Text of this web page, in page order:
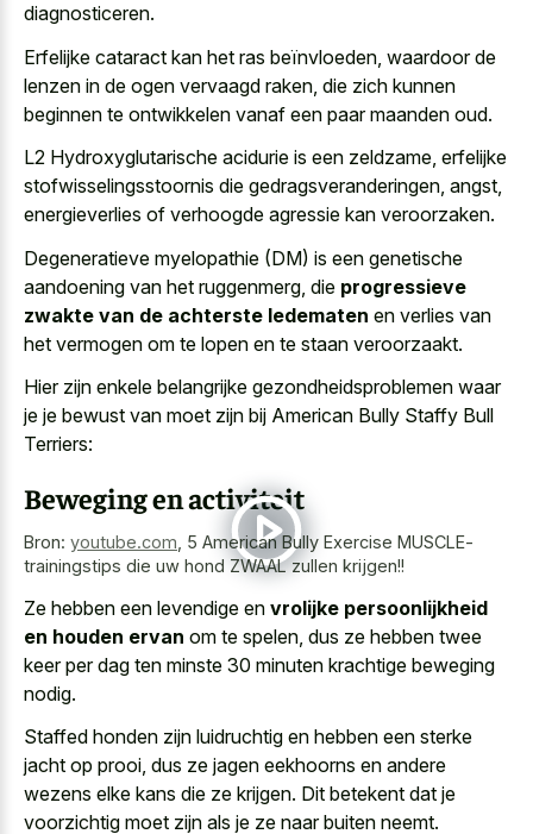
diagnosticeren.
Erfelijke cataract kan het ras beïnvloeden, waardoor de
lenzen in de ogen vervaagd raken, die zich kunnen
beginnen te ontwikkelen vanaf een paar maanden oud.
L2 Hydroxyglutarische acidurie is een zeldzame, erfelijke
stofwisselingsstoornis die gedragsveranderingen, angst,
energieverlies of verhoogde agressie kan veroorzaken.
Degeneratieve myelopathie (DM) is een genetische
aandoening van het ruggenmerg, die progressieve
zwakte van de achterste ledematen en verlies van
het vermogen om te lopen en te staan veroorzaakt.
Hier zijn enkele belangrijke gezondheidsproblemen waar
je je bewust van moet zijn bij American Bully Staffy Bull
Terriers:
Beweging en activiteit
Bron: youtube.com 5 American Bully Exercise MUSCLE-
trainingstips die uw hond ZWAAL zullen krijgen!!
Ze hebben een levendige en vrolijke persoonlijkheid
en houden ervan om te spelen, dus ze hebben twee
keer per dag ten minste 30 minuten krachtige beweging
nodig.
Staffed honden zijn luidruchtig en hebben een sterke
jacht op prooi, dus ze jagen eekhoorns en andere
wezens elke kans die ze krijgen. Dit betekent dat je
voorzichtig moet zijn als je ze naar buiten neemt.